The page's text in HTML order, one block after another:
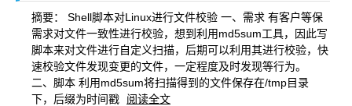
摘要： Shell脚本对Linux进行文件校验 一、需求 有客户等保
需求对文件一致性进行校验，想到利用md5sum工具，因此写
脚本来对文件进行自定义扫描，后期可以利用其进行校验，快
速校验文件发现变更的文件，一定程度及时发现等行为。
二、脚本 利用md5sum将扫描得到的文件保存在/tmp目录
下，后缀为时间戳
阅读全文